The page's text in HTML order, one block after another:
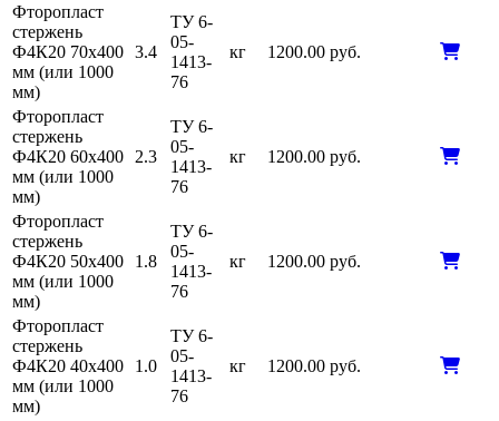
Фторопласт
стержень
Ф4К20 70х400
мм (или 1000
мм)
3.4
ТУ 6-
05-
1413-
76
кг 1200.00 руб.
Фторопласт
стержень
Ф4К20 60х400
мм (или 1000
мм)
2.3
ТУ 6-
05-
1413-
76
кг 1200.00 руб.
Фторопласт
стержень
Ф4К20 50х400
мм (или 1000
мм)
1.8
ТУ 6-
05-
1413-
76
кг 1200.00 руб.
Фторопласт
стержень
Ф4К20 40х400
мм (или 1000
мм)
1.0
ТУ 6-
05-
1413-
76
кг 1200.00 руб.